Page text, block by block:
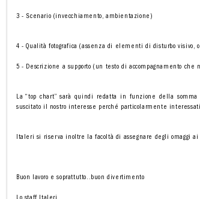
3 - Scenario (invecchiamento, ambientazione)
4 - Qualità fotografica (assenza di elementi di disturbo visivo,
5 - Descrizione a supporto (un testo di accompagnamento
La “top chart” sarà quindi redatta in funzione della
suscitato il nostro interesse perché particolarmente
Italeri si riserva inoltre la facoltà di assegnare degli omaggi
Buon lavoro e soprattutto..buon divertimento